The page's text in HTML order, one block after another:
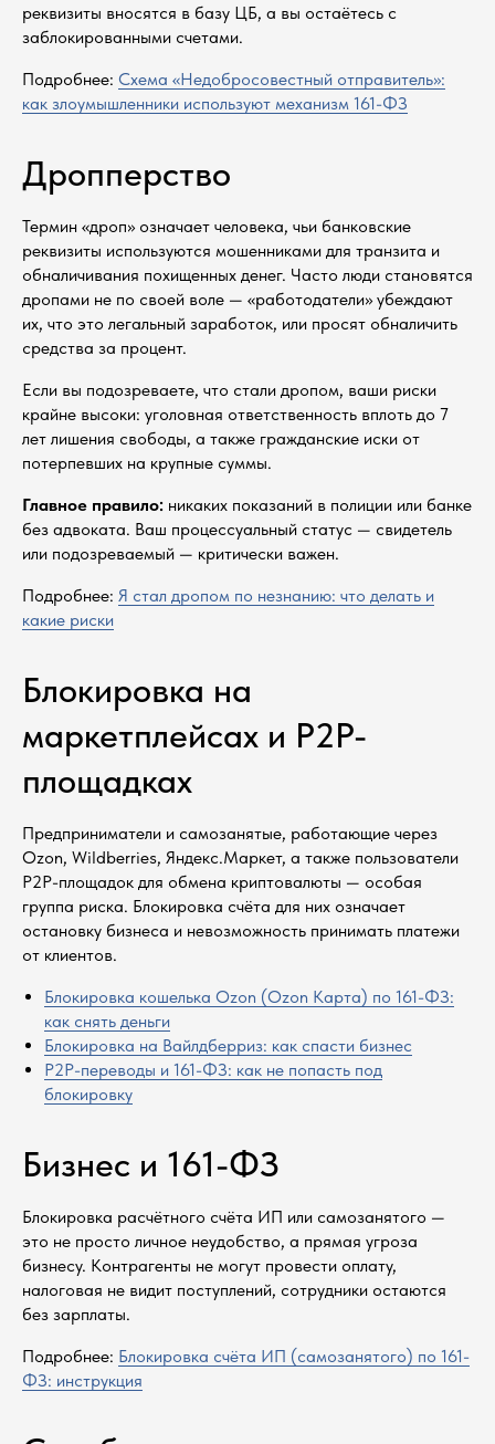
реквизиты вносятся в базу ЦБ, а вы остаётесь с
заблокированными счетами.
Подробнее: Схема «Недобросовестный отправитель»:
как злоумышленники используют механизм 161-ФЗ
Дропперство
Термин «дроп» означает человека, чьи банковские
реквизиты используются мошенниками для транзита и
обналичивания похищенных денег. Часто люди становятся
дропами не по своей воле — «работодатели» убеждают
их, что это легальный заработок, или просят обналичить
средства за процент.
Если вы подозреваете, что стали дропом, ваши риски
крайне высоки: уголовная ответственность вплоть до 7
лет лишения свободы, а также гражданские иски от
потерпевших на крупные суммы.
Главное правило: никаких показаний в полиции или банке
без адвоката. Ваш процессуальный статус — свидетель
или подозреваемый — критически важен.
Подробнее: Я стал дропом по незнанию: что делать и
какие риски
Блокировка на
маркетплейсах и P2P-
площадках
Предприниматели и самозанятые, работающие через
Ozon, Wildberries, Яндекс.Маркет, а также пользователи
P2P-площадок для обмена криптовалюты — особая
группа риска. Блокировка счёта для них означает
остановку бизнеса и невозможность принимать платежи
от клиентов.
Блокировка кошелька Ozon (Ozon Карта) по 161-ФЗ:
как снять деньги
Блокировка на Вайлдберриз: как спасти бизнес
P2P-переводы и 161-ФЗ: как не попасть под
блокировку
Бизнес и 161-ФЗ
Блокировка расчётного счёта ИП или самозанятого —
это не просто личное неудобство, а прямая угроза
бизнесу. Контрагенты не могут провести оплату,
налоговая не видит поступлений, сотрудники остаются
без зарплаты.
Подробнее: Блокировка счёта ИП (самозанятого) по 161-
ФЗ: инструкция